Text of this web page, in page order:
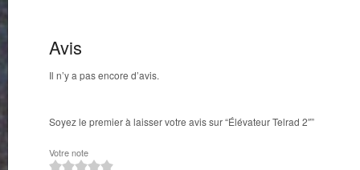
Avis
Il n’y a pas encore d’avis.
Soyez le premier à laisser votre avis sur “Élévateur Telrad 2″”
Votre note